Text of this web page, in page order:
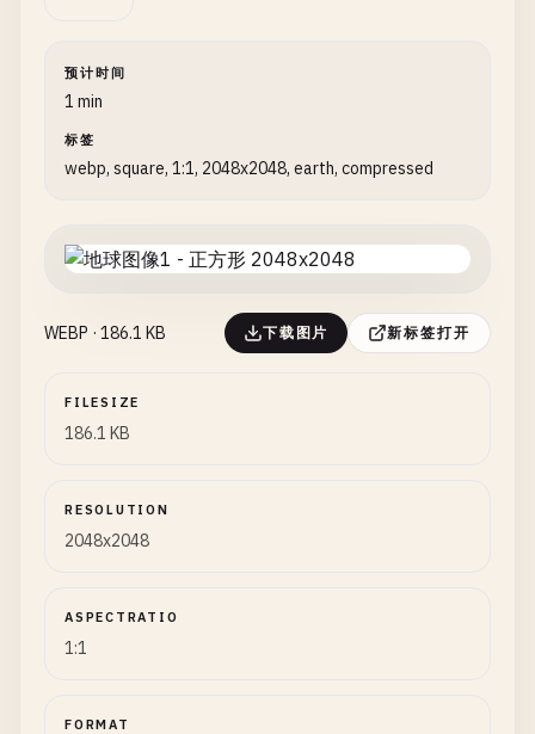
预计时间
1 min
标签
webp, square, 1:1, 2048x2048, earth, compressed
WEBP · 186.1 KB 下载图片 新标签打开
FILESIZE
186.1 KB
RESOLUTION
2048x2048
ASPECTRATIO
1:1
FORMAT